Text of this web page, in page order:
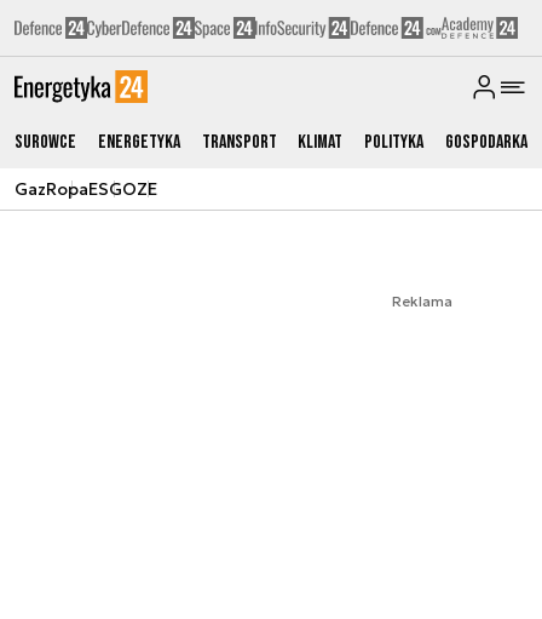
Surowce Energetyka Transport Klimat Polityka Gospodarka
GazRopaESGOZE
Reklama